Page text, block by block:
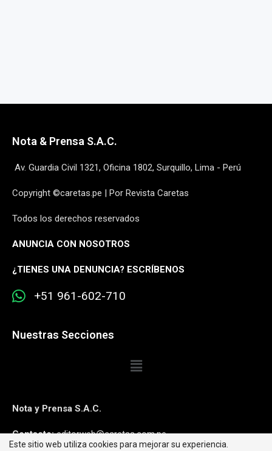
Nota & Prensa S.A.C.
Av. Guardia Civil 1321, Oficina 1802, Surquillo, Lima - Perú
Copyright ©caretas.pe | Por Revista Caretas
Todos los derechos reservados
ANUNCIA CON NOSOTROS
¿TIENES UNA DENUNCIA? ESCRÍBENOS
+51 961-602-710
Nuestras Secciones
Nota y Prensa S.A.C.
Contacto:editorweb@caretas.com.pe
Este sitio web utiliza cookies para mejorar su experiencia.